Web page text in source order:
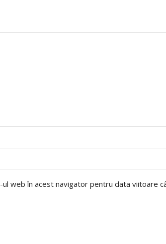
ul web în acest navigator pentru data viitoare